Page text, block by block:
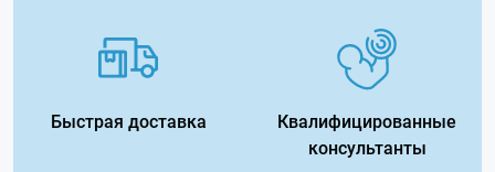
Быстрая доставка
Квалифицированные
консультанты